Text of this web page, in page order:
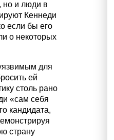
но и люди в
Кеннеди
если бы его
о некоторых
для
ей
столь рано
«сам себя
кандидата,
страну